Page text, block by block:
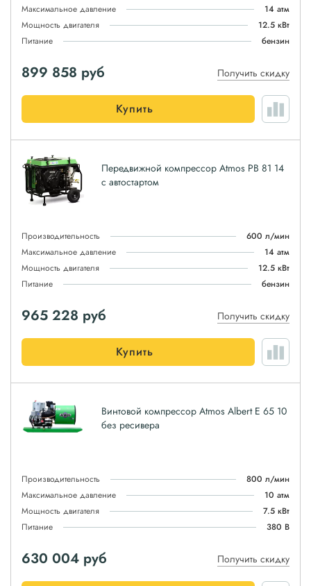
Максимальное давление
14 атм
Мощность двигателя
12.5 кВт
Питание
бензин
899 858 руб Получить скидку
Купить
Передвижной компрессор Atmos PB 81 14
с автостартом
Производительность
600 л/мин
Максимальное давление
14 атм
Мощность двигателя
12.5 кВт
Питание
бензин
965 228 руб Получить скидку
Купить
Винтовой компрессор Atmos Albert E 65 10
без ресивера
Производительность
800 л/мин
Максимальное давление
10 атм
Мощность двигателя
7.5 кВт
Питание
380 В
630 004 руб Получить скидку